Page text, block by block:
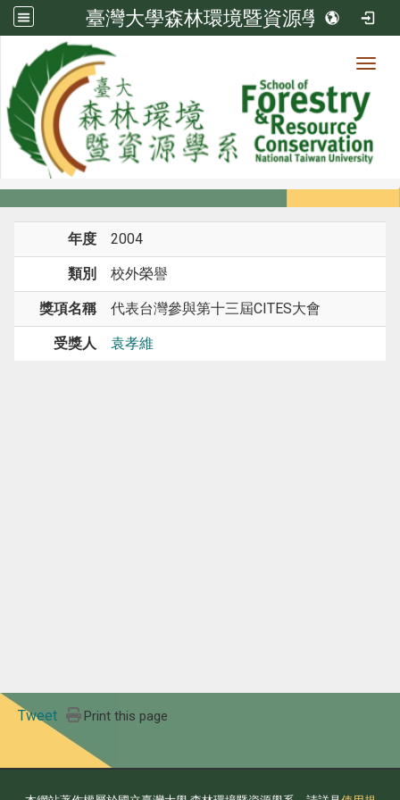
臺灣大學森林環境暨資源學系
系所成員
系所成員
年度 2004
類別 校外榮譽
獎項名稱 代表台灣參與第十三屆CITES大會
受獎人 袁孝維
Tweet Print this page